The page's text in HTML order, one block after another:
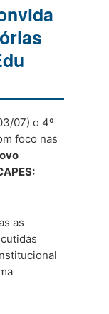
07) o 4º
foco nas
as